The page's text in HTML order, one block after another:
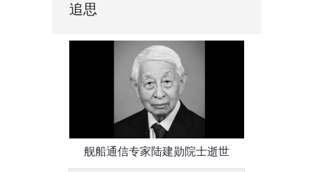
追思
舰船通信专家陆建勋院士逝世